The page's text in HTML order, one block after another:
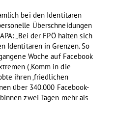
bei den Identitären
Überschneidungen
„Bei der FPÖ halten sich
Identitären in Grenzen. So
Woche auf Facebook
(‚Komm in die
ihren ‚friedlichen
über 340.000 Facebook-
zwei Tagen mehr als